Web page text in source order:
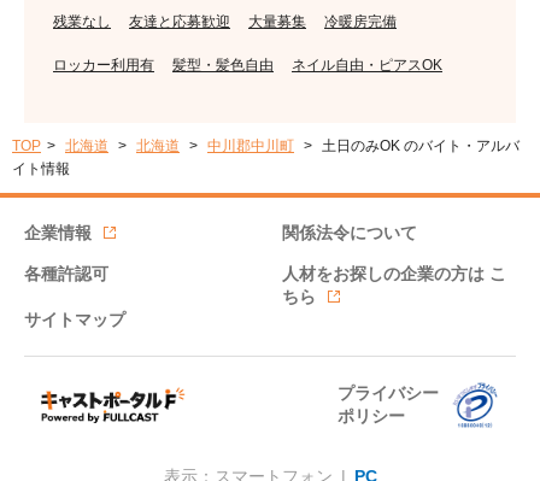
残業なし 友達と応募歓迎 大量募集 冷暖房完備
ロッカー利用有 髪型・髪色自由 ネイル自由・ピアスOK
TOP 北海道 北海道 中川郡中川町
土日のみOK のバイト・アルバ
イト情報
企業情報 関係法令について
各種許認可 人材をお探しの企業の方は こ
ちら
サイトマップ
プライバシー
ポリシー
表示：スマートフォン | PC